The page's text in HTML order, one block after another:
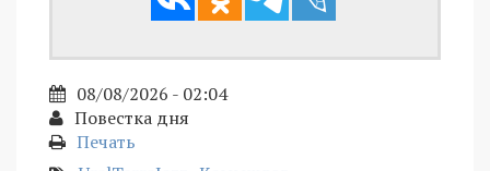
08/08/2026 - 02:04
Повестка дня
Печать